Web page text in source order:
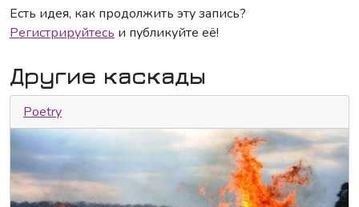
Есть идея, как продолжить эту запись?
Регистрируйтесь и публикуйте её!
Другие каскады
Poetry